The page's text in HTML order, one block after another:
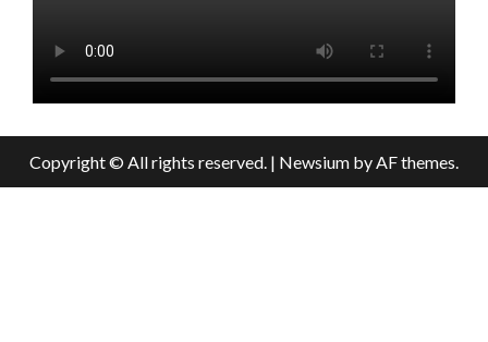
Copyright © All rights reserved. | Newsium by AF themes.